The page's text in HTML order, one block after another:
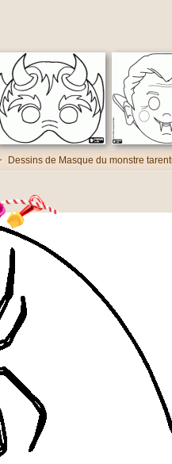
Dessins de Masque du monstre